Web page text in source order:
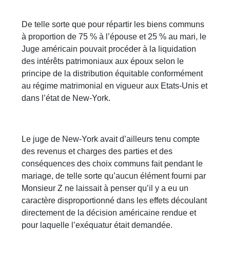
De telle sorte que pour répartir les biens communs
à proportion de 75 % à l’épouse et 25 % au mari, le
Juge américain pouvait procéder à la liquidation
des intérêts patrimoniaux aux époux selon le
principe de la distribution équitable conformément
au régime matrimonial en vigueur aux Etats-Unis et
dans l’état de New-York.
Le juge de New-York avait d’ailleurs tenu compte
des revenus et charges des parties et des
conséquences des choix communs fait pendant le
mariage, de telle sorte qu’aucun élément fourni par
Monsieur Z ne laissait à penser qu’il y a eu un
caractère disproportionné dans les effets découlant
directement de la décision américaine rendue et
pour laquelle l’exéquatur était demandée.